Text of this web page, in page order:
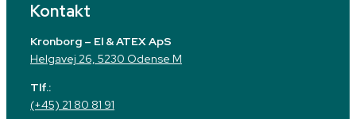
Kontakt
Kronborg – El & ATEX ApS
Helgavej 26, 5230 Odense M
Tlf.:
(+45) 21 80 81 91